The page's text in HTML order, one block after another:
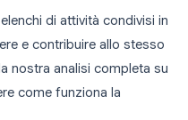
di attività condivisi in
e contribuire allo stesso
nostra analisi completa su
come funziona la